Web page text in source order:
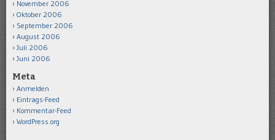
November 2006
Oktober 2006
September 2006
August 2006
Juli 2006
Juni 2006
Meta
Anmelden
Eintrags-Feed
Kommentar-Feed
WordPress.org